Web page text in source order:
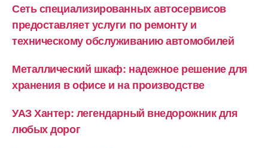
Сеть специализированных автосервисов
предоставляет услуги по ремонту и
техническому обслуживанию автомобилей
Металлический шкаф: надежное решение для
хранения в офисе и на производстве
УАЗ Хантер: легендарный внедорожник для
любых дорог